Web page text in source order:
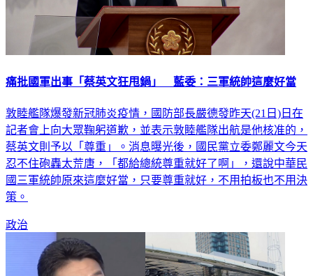
痛批國軍出事「蔡英文狂甩鍋」 藍委：三軍統帥這麼好當
敦睦艦隊爆發新冠肺炎疫情，國防部長嚴德發昨天(21日)日在
記者會上向大眾鞠躬道歉，並表示敦睦艦隊出航是他核准的，
蔡英文則予以「尊重」。消息曝光後，國民黨立委鄭麗文今天
忍不住砲轟太荒唐，「都給總統尊重就好了啊」，還說中華民
國三軍統帥原來這麼好當，只要尊重就好，不用拍板也不用決
策。
政治